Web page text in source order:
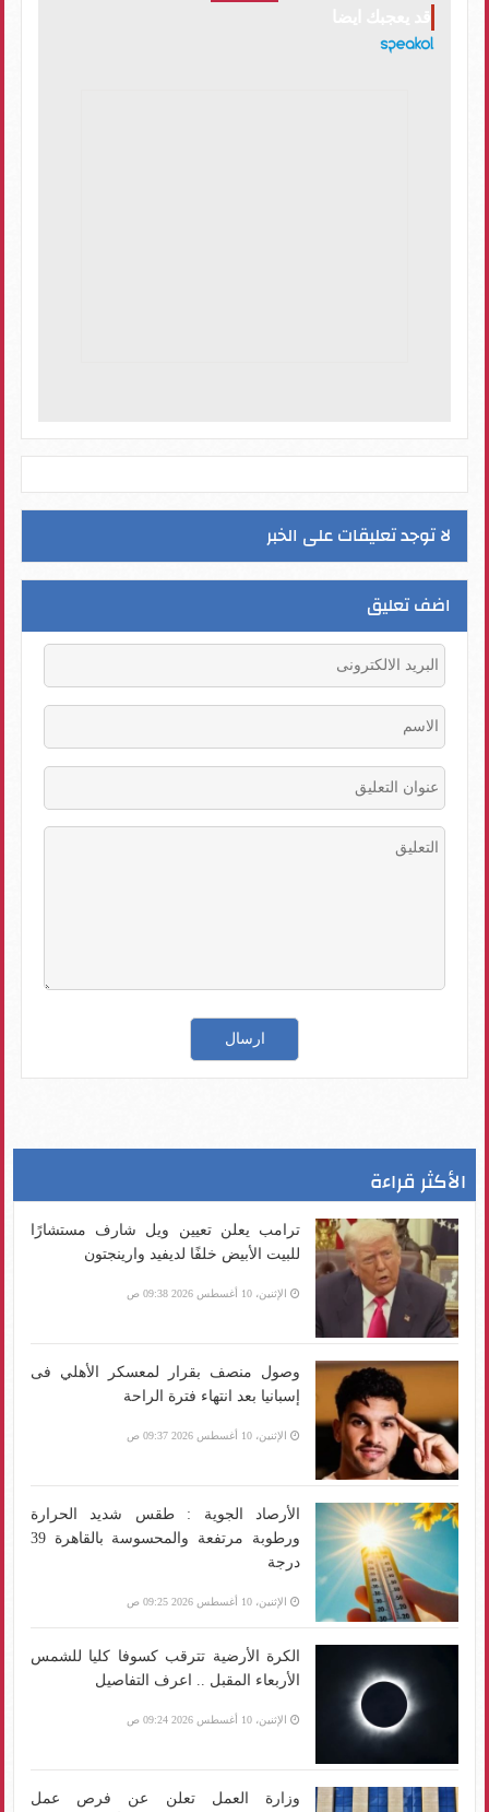
لا توجد تعليقات على الخبر
اضف تعليق
الأكثر قراءة
ترامب يعلن تعيين ويل شارف مستشارًا
للبيت الأبيض خلفًا لديفيد وارينجتون
الإثنين، 10 أغسطس 2026 09:38 ص
وصول منصف بقرار لمعسكر الأهلي فى
إسبانيا بعد انتهاء فترة الراحة
الإثنين، 10 أغسطس 2026 09:37 ص
الأرصاد الجوية : طقس شديد الحرارة
ورطوبة مرتفعة والمحسوسة بالقاهرة 39
درجة
الإثنين، 10 أغسطس 2026 09:25 ص
الكرة الأرضية تترقب كسوفا كليا للشمس
الأربعاء المقبل .. اعرف التفاصيل
الإثنين، 10 أغسطس 2026 09:24 ص
وزارة العمل تعلن عن فرص عمل